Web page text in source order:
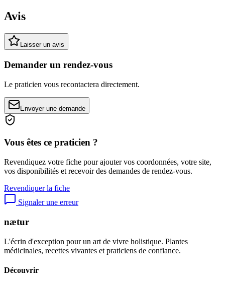
Avis
Laisser un avis
Demander un rendez-vous
Le praticien vous recontactera directement.
Envoyer une demande
Vous êtes ce praticien ?
Revendiquez votre fiche pour ajouter vos coordonnées, votre site,
vos disponibilités et recevoir des demandes de rendez-vous.
Revendiquer la fiche
Signaler une erreur
nætur
L'écrin d'exception pour un art de vivre holistique. Plantes
médicinales, recettes vivantes et praticiens de confiance.
Découvrir